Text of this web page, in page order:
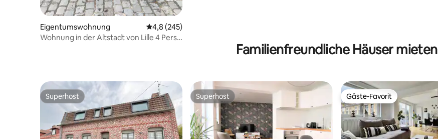
Eigentumswohnung Durchschnittliche Bewertung: 4,8 von 5, 245 Bewertungen
4,8 (245)
Wohnung in der Altstadt von Lille 4 Pers.
Familienfreundliche Häuser mieten
Superhost
Superhost Superhost
Superhost Gäste-Favorit
Gäste-Favorit